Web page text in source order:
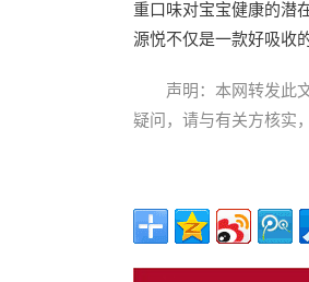
重口味对宝宝健康的潜
源悦不仅是一款好吸收
声明：本网转发此
疑问，请与有关方核实